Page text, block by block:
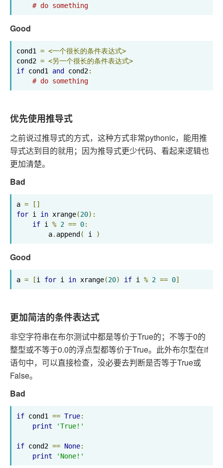
# do something
Good
cond1 = <一个很长的条件表达式>
cond2 = <另一个很长的条件表达式>
if cond1 and cond2:
# do something
优先使用推导式
之前说过推导式的方式，这种方式非常pythonic，能用推
导式达到目的就用；因为推导式更少代码、看起来逻辑也
更加清楚。
Bad
a =
[]
for i in xrange(20):
if i % 2 == 0:
        a
. append( i )
Good
a = [i for i in xrange(20) if i % 2 == 0]
更加简洁的条件表达式
非空字符串在布尔测试中都是等价于True的；不等于0的
整型或不等于0.0的浮点型都等价于True。此外布尔型在if
语句中，可以直接检查，没必要去判断是否等于True或
False。
Bad
if cond1 == True:
print
'True!'
if cond2 == None:
print
'None!'